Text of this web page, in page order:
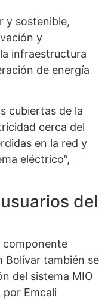
y sostenible,
y
infraestructura
de energía
cubiertas de la
cerca del
en la red y
eléctrico”,
del
componente
Bolívar también se
del sistema MIO
Emcali